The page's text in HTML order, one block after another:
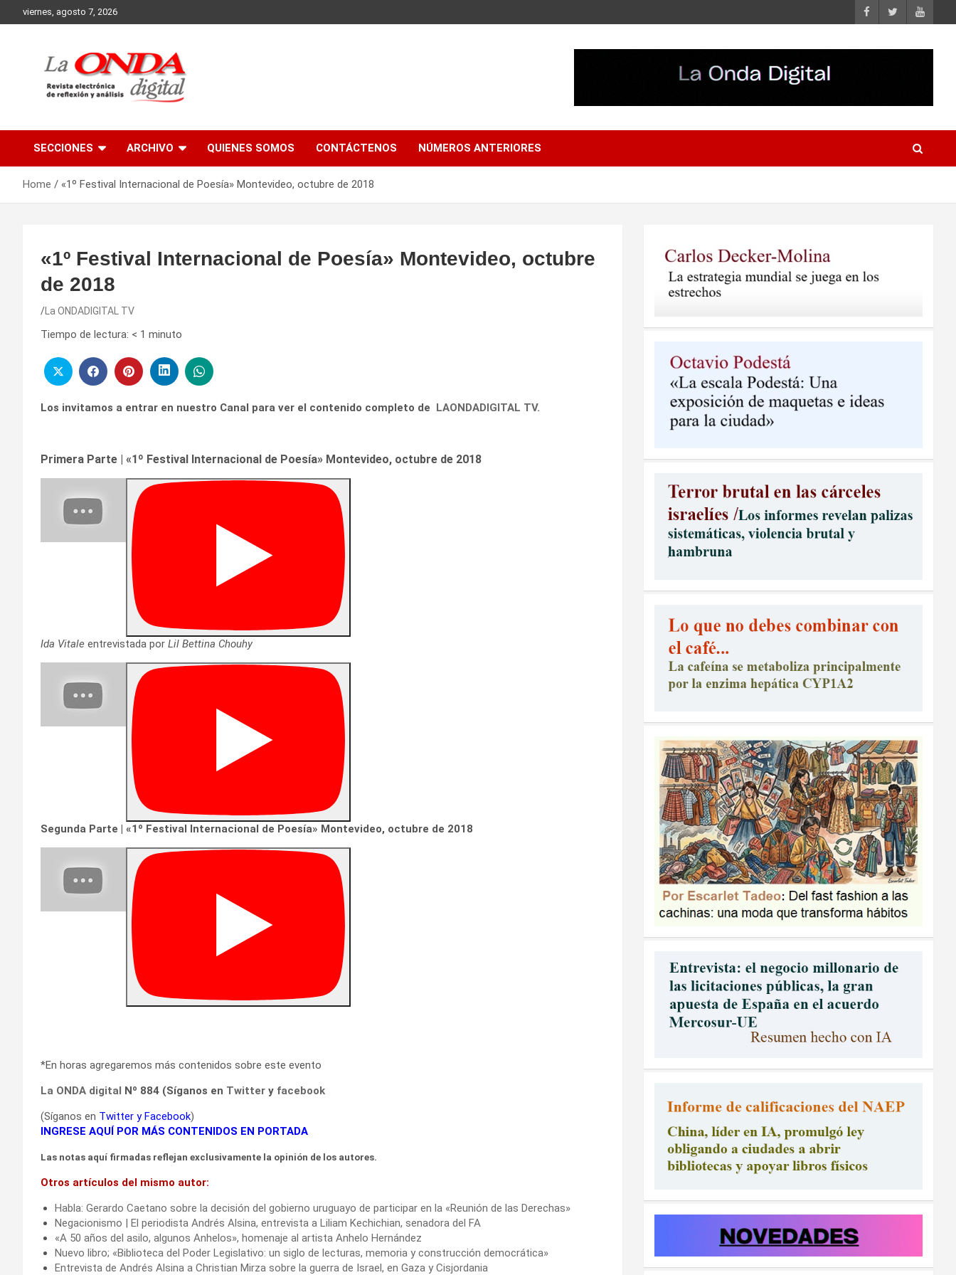
to
viernes, agosto 7, 2026
SECCIONES ARCHIVO QUIENES SOMOS CONTÁCTENOS NÚMEROS ANTERIORES
Home «1º Festival Internacional de Poesía» Montevideo, octubre de 2018
«1º Festival Internacional de Poesía» Montevideo, octubre
de 2018
La ONDADIGITAL TV
Tiempo de lectura: < 1 minuto
Los invitamos a entrar en nuestro Canal para ver el contenido completo de LAONDADIGITAL TV.
Primera Parte | «1º Festival Internacional de Poesía» Montevideo, octubre de 2018
Ida Vitale entrevistada por Lil Bettina Chouhy
Segunda Parte | «1º Festival Internacional de Poesía» Montevideo, octubre de 2018
*En horas agregaremos más contenidos sobre este evento
La ONDA digital Nº 884 (Síganos en Twitter y facebook
(Síganos en Twitter yFacebook)
INGRESE AQUÍ POR MÁS CONTENIDOS EN PORTADA
Las notas aquí firmadas reflejan exclusivamente la opinión de los autores.
Otros artículos del mismo autor:
Habla: Gerardo Caetano sobre la decisión del gobierno uruguayo de participar en la «Reunión de las Derechas»
Negacionismo | El periodista Andrés Alsina, entrevista a Liliam Kechichian, senadora del FA
«A 50 años del asilo, algunos Anhelos», homenaje al artista Anhelo Hernández
Nuevo libro; «Biblioteca del Poder Legislativo: un siglo de lecturas, memoria y construcción democrática»
Entrevista de Andrés Alsina a Christian Mirza sobre la guerra de Israel, en Gaza y Cisjordania